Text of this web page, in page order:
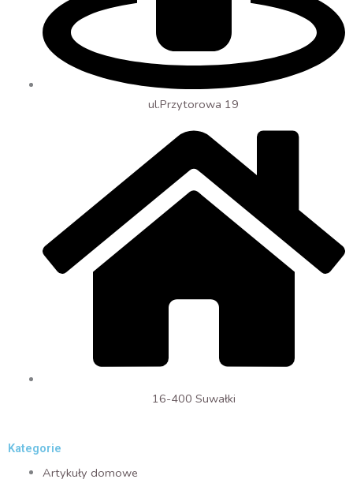
ul.Przytorowa 19
16-400 Suwałki
Kategorie
Artykuły domowe